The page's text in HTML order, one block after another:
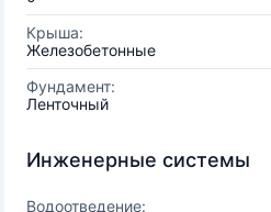
Крыша:
Железобетонные
Фундамент:
Ленточный
Инженерные системы
Водоотведение: